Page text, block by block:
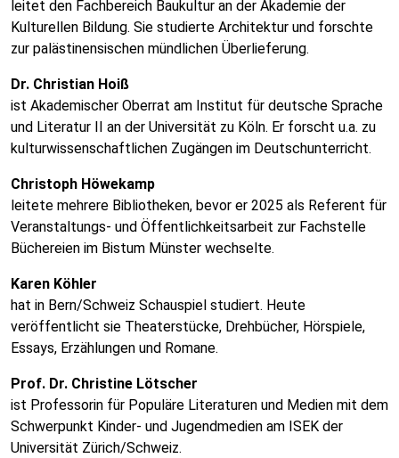
leitet den Fachbereich Baukultur an der Akademie der
Kulturellen Bildung. Sie studierte Architektur und forschte
zur palästinensischen mündlichen Überlieferung.
Dr. Christian Hoiß
ist Akademischer Oberrat am Institut für deutsche Sprache
und Literatur II an der Universität zu Köln. Er forscht u.a. zu
kulturwissenschaftlichen Zugängen im Deutschunterricht.
Christoph Höwekamp
leitete mehrere Bibliotheken, bevor er 2025 als Referent für
Veranstaltungs- und Öffentlichkeitsarbeit zur Fachstelle
Büchereien im Bistum Münster wechselte.
Karen Köhler
hat in Bern/Schweiz Schauspiel studiert. Heute
veröffentlicht sie Theaterstücke, Drehbücher, Hörspiele,
Essays, Erzählungen und Romane.
Prof. Dr. Christine Lötscher
ist Professorin für Populäre Literaturen und Medien mit dem
Schwerpunkt Kinder- und Jugendmedien am ISEK der
Universität Zürich/Schweiz.